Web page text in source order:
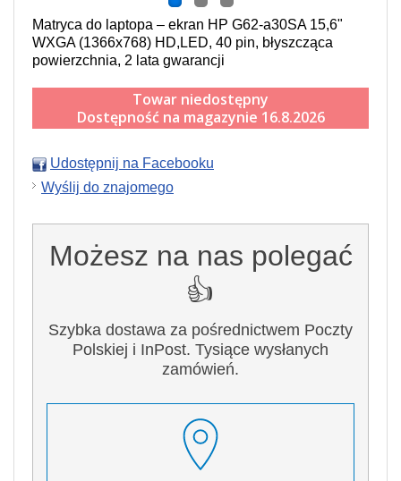
Matryca do laptopa – ekran HP G62-a30SA 15,6"
WXGA (1366x768) HD,LED, 40 pin, błyszcząca
powierzchnia, 2 lata gwarancji
Towar niedostępny
Dostępność na magazynie 16.8.2026
Udostępnij na Facebooku
Wyślij do znajomego
Możesz na nas polegać
👍
Szybka dostawa za pośrednictwem Poczty
Polskiej i InPost. Tysiące wysłanych
zamówień.